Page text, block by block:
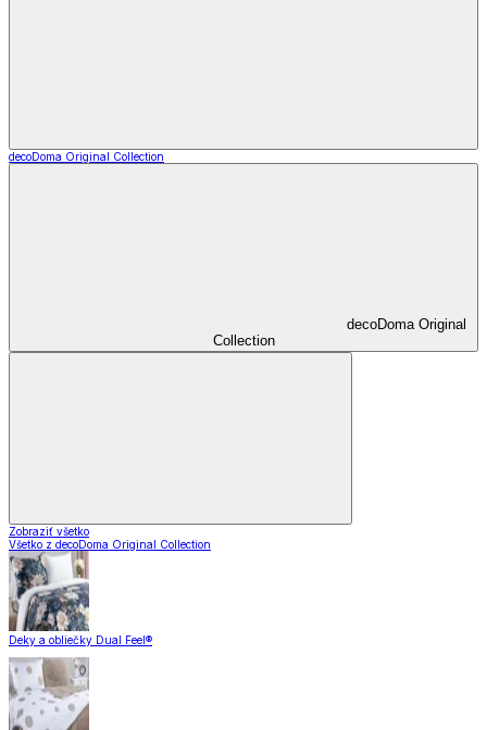
decoDoma Original Collection
decoDoma Original
Collection
Zobraziť všetko
Všetko z decoDoma Original Collection
Deky a obliečky Dual Feel®